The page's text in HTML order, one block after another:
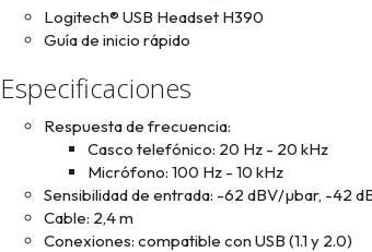
Logitech® USB Headset H390
Guía de inicio rápido
Especificaciones
Respuesta de frecuencia:
Casco telefónico: 20 Hz - 20 kHz
Micrófono: 100 Hz - 10 kHz
Sensibilidad de entrada: -62 dBV/µbar, -42
Cable: 2,4 m
Conexiones: compatible con USB (1.1 y 2.0)